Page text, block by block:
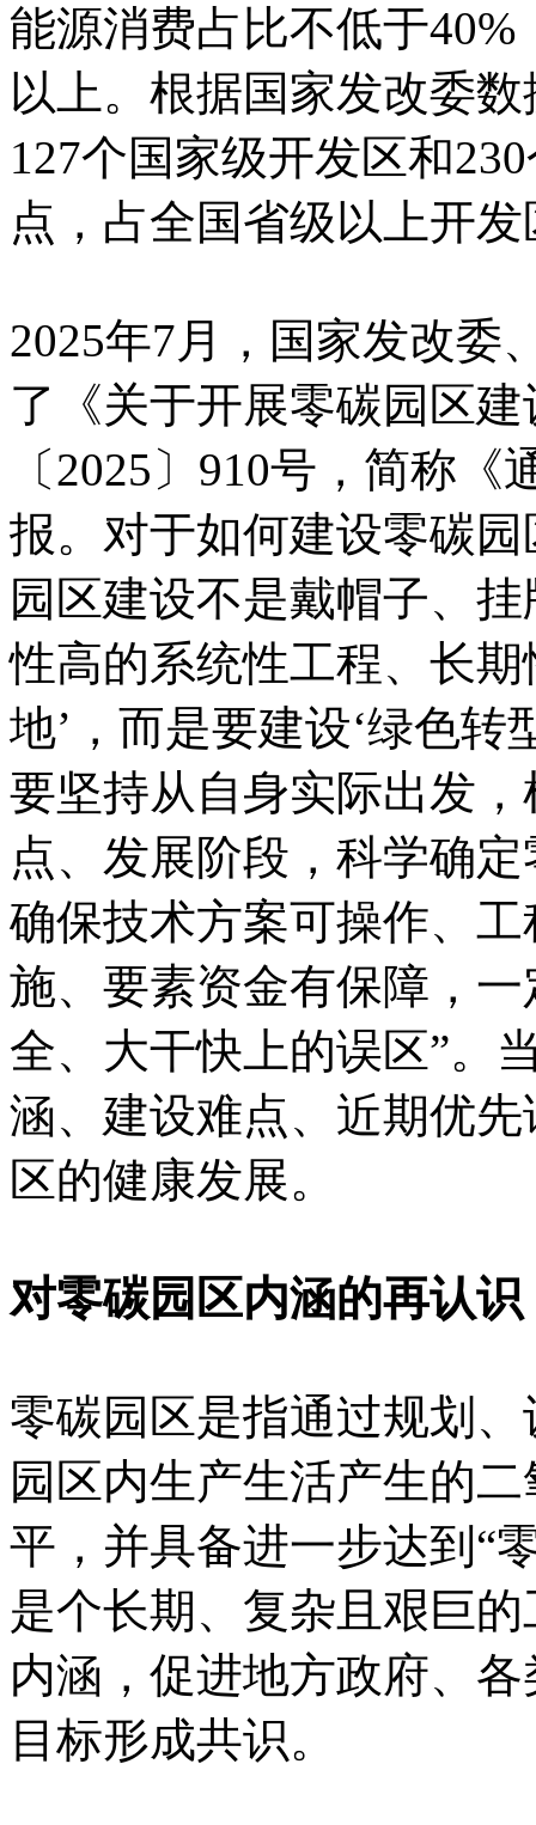
能源消费占比不低于40%
以上。根据国家发改委
127个国家级开发区和
点，占全国省级以上开
2025年7月，国家发改委
了《关于开展零碳园区
〔2025〕910号，简称
报。对于如何建设零碳
园区建设不是戴帽子、
性高的系统性工程、长
地’，而是要建设‘绿色转
要坚持从自身实际出发
点、发展阶段，科学确
确保技术方案可操作、
施、要素资金有保障，
全、大干快上的误区”。
涵、建设难点、近期优
区的健康发展。
对零碳园区内涵的再认识
零碳园区是指通过规划
园区内生产生活产生的
平，并具备进一步达到“
是个长期、复杂且艰巨
内涵，促进地方政府、
目标形成共识。